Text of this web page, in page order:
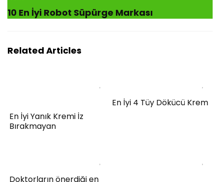
10 En İyi Robot Süpürge Markası
Related Articles
En İyi Yanık Kremi İz
Bırakmayan
En İyi 4 Tüy Dökücü Krem
Doktorların önerdiği en